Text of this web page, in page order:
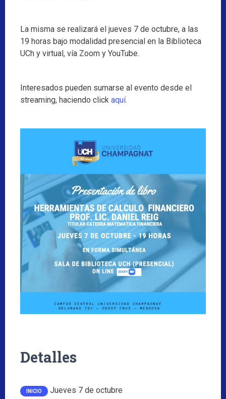
La misma se realizará el jueves 7 de octubre, a las
19 horas bajo modalidad presencial en la Biblioteca
UCh y virtual, vía Zoom y YouTube.
Interesados pueden sumarse al evento desde el
streaming, haciendo click aquí.
Detalles
INICIO Jueves 7 de octubre